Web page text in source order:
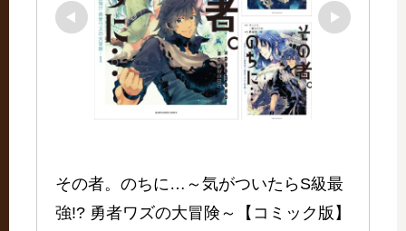
その者。のちに…～気がついたらS級最
強!? 勇者ワズの大冒険～【コミック版】